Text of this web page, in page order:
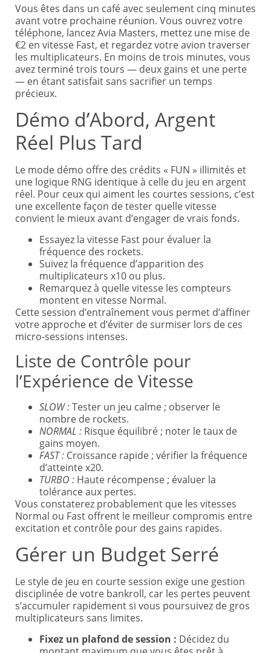
Vous êtes dans un café avec seulement cinq minutes
avant votre prochaine réunion. Vous ouvrez votre
téléphone, lancez Avia Masters, mettez une mise de
€2 en vitesse Fast, et regardez votre avion traverser
les multiplicateurs. En moins de trois minutes, vous
avez terminé trois tours — deux gains et une perte
— en étant satisfait sans sacrifier un temps
précieux.
Démo d’Abord, Argent
Réel Plus Tard
Le mode démo offre des crédits « FUN » illimités et
une logique RNG identique à celle du jeu en argent
réel. Pour ceux qui aiment les courtes sessions, c’est
une excellente façon de tester quelle vitesse
convient le mieux avant d’engager de vrais fonds.
Essayez la vitesse Fast pour évaluer la
fréquence des rockets.
Suivez la fréquence d’apparition des
multiplicateurs x10 ou plus.
Remarquez à quelle vitesse les compteurs
montent en vitesse Normal.
Cette session d’entraînement vous permet d’affiner
votre approche et d’éviter de surmiser lors de ces
micro‑sessions intenses.
Liste de Contrôle pour
l’Expérience de Vitesse
SLOW :Tester un jeu calme ; observer le
nombre de rockets.
NORMAL : Risque équilibré ; noter le taux de
gains moyen.
FAST : Croissance rapide ; vérifier la fréquence
d’atteinte x20.
TURBO : Haute récompense ; évaluer la
tolérance aux pertes.
Vous constaterez probablement que les vitesses
Normal ou Fast offrent le meilleur compromis entre
excitation et contrôle pour des gains rapides.
Gérer un Budget Serré
Le style de jeu en courte session exige une gestion
disciplinée de votre bankroll, car les pertes peuvent
s’accumuler rapidement si vous poursuivez de gros
multiplicateurs sans limites.
Fixez un plafond de session : Décidez du